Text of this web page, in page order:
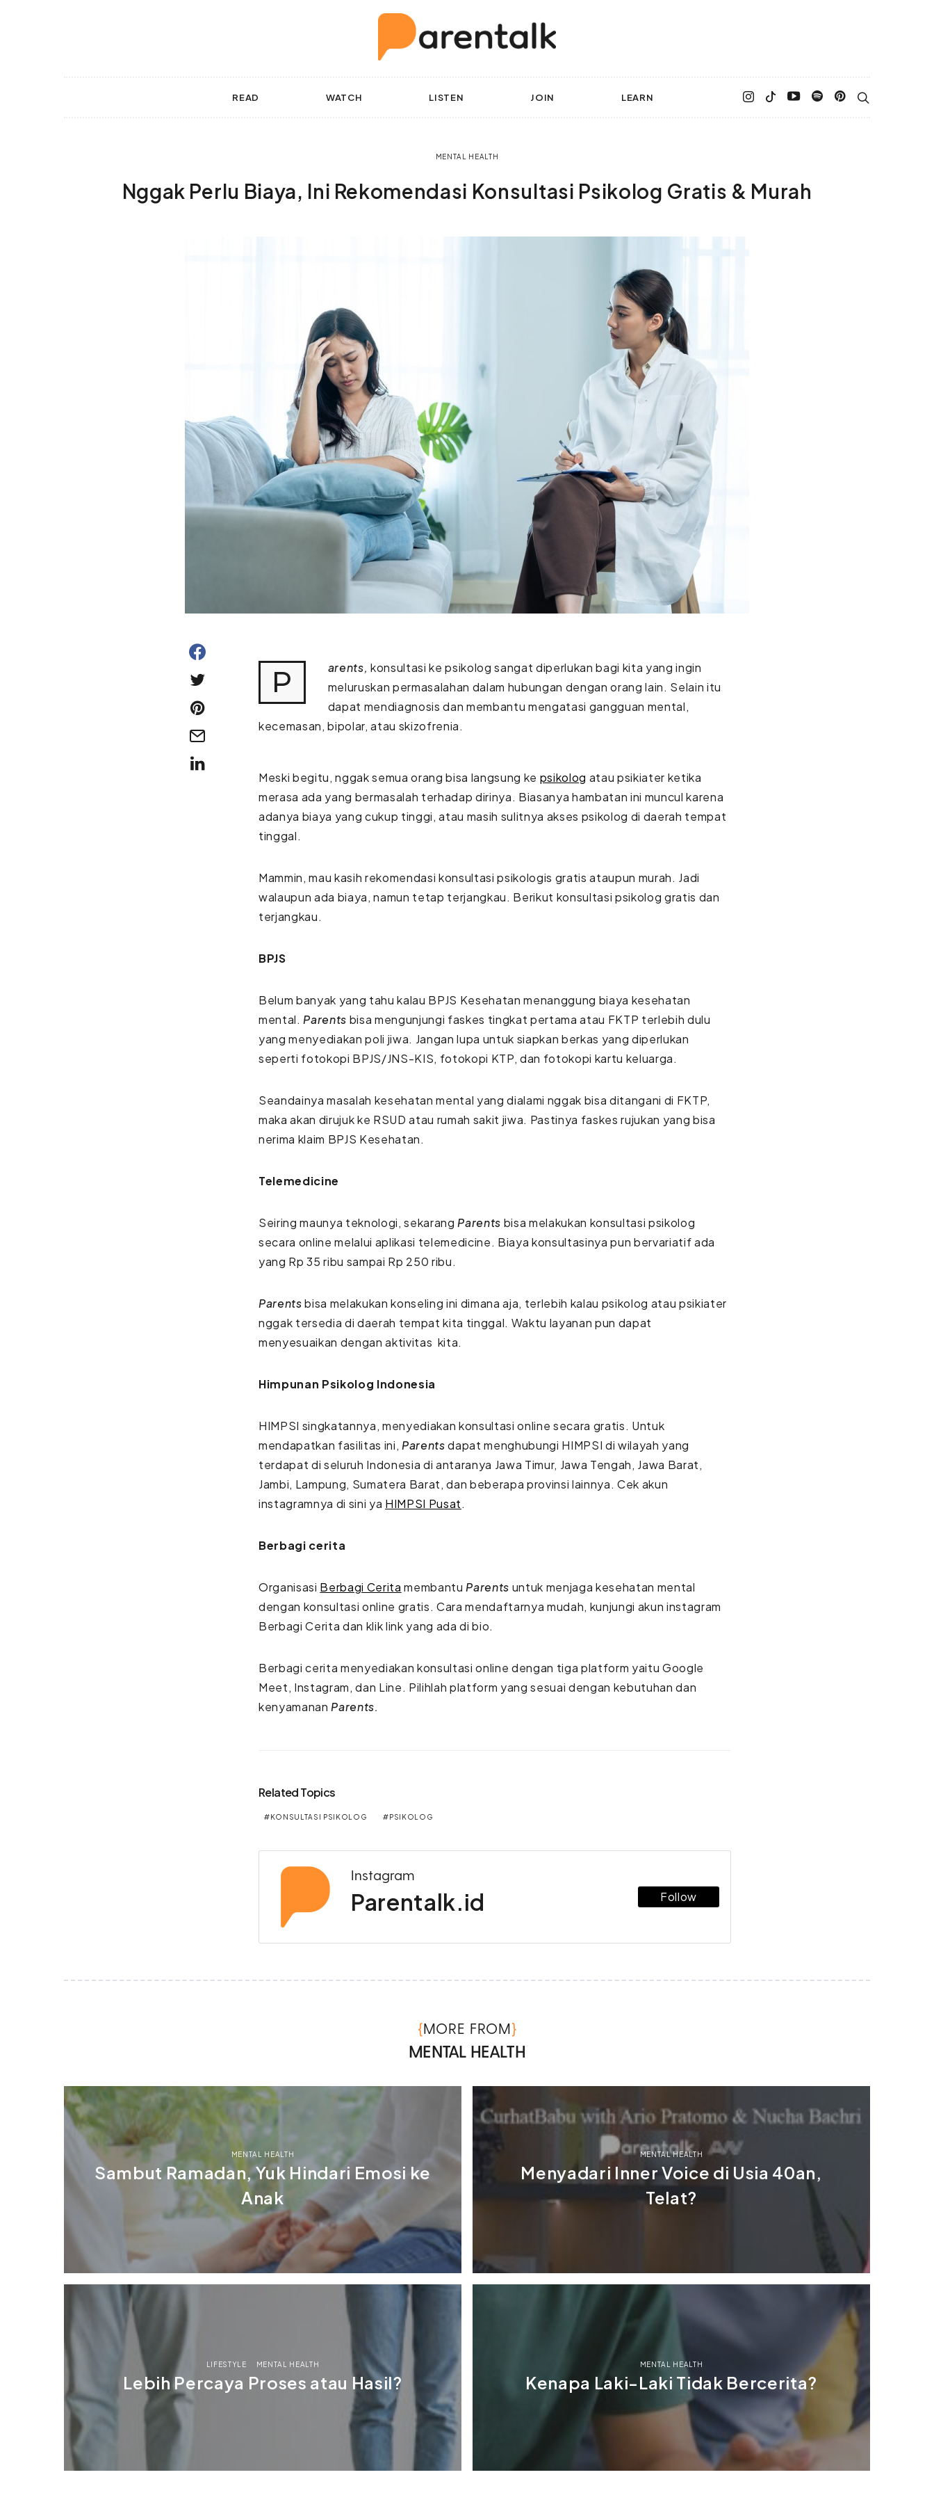
READ WATCH LISTEN JOIN LEARN
MENTAL HEALTH
Nggak Perlu Biaya, Ini Rekomendasi Konsultasi Psikolog Gratis & Murah
P arents,konsultasi ke psikolog sangat diperlukan bagi kita yang ingin
meluruskan permasalahan dalam hubungan dengan orang lain. Selain itu
dapat mendiagnosis dan membantu mengatasi gangguan mental,
kecemasan, bipolar, atau skizofrenia.
Meski begitu, nggak semua orang bisa langsung ke psikolog atau psikiater ketika
merasa ada yang bermasalah terhadap dirinya. Biasanya hambatan ini muncul karena
adanya biaya yang cukup tinggi, atau masih sulitnya akses psikolog di daerah tempat
tinggal.
Mammin, mau kasih rekomendasi konsultasi psikologis gratis ataupun murah. Jadi
walaupun ada biaya, namun tetap terjangkau. Berikut konsultasi psikolog gratis dan
terjangkau.
BPJS
Belum banyak yang tahu kalau BPJS Kesehatan menanggung biaya kesehatan
mental. Parents bisa mengunjungi faskes tingkat pertama atau FKTP terlebih dulu
yang menyediakan poli jiwa. Jangan lupa untuk siapkan berkas yang diperlukan
seperti fotokopi BPJS/JNS-KIS, fotokopi KTP, dan fotokopi kartu keluarga.
Seandainya masalah kesehatan mental yang dialami nggak bisa ditangani di FKTP,
maka akan dirujuk ke RSUD atau rumah sakit jiwa. Pastinya faskes rujukan yang bisa
nerima klaim BPJS Kesehatan.
Telemedicine
Seiring maunya teknologi, sekarang Parents bisa melakukan konsultasi psikolog
secara online melalui aplikasi telemedicine. Biaya konsultasinya pun bervariatif ada
yang Rp 35 ribu sampai Rp 250 ribu.
Parentsbisa melakukan konseling ini dimana aja, terlebih kalau psikolog atau psikiater
nggak tersedia di daerah tempat kita tinggal. Waktu layanan pun dapat
menyesuaikan dengan aktivitas kita.
Himpunan Psikolog Indonesia
HIMPSI singkatannya, menyediakan konsultasi online secara gratis. Untuk
mendapatkan fasilitas ini, Parentsdapat menghubungi HIMPSI di wilayah yang
terdapat di seluruh Indonesia di antaranya Jawa Timur, Jawa Tengah, Jawa Barat,
Jambi, Lampung, Sumatera Barat, dan beberapa provinsi lainnya. Cek akun
instagramnya di sini ya HIMPSI Pusat.
Berbagi cerita
Organisasi Berbagi Cerita membantu Parents untuk menjaga kesehatan mental
dengan konsultasi online gratis. Cara mendaftarnya mudah, kunjungi akun instagram
Berbagi Cerita dan klik link yang ada di bio.
Berbagi cerita menyediakan konsultasi online dengan tiga platform yaitu Google
Meet, Instagram, dan Line. Pilihlah platform yang sesuai dengan kebutuhan dan
kenyamanan Parents.
Related Topics
KONSULTASI PSIKOLOG PSIKOLOG
Instagram
Parentalk.id Follow
{MORE FROM}
MENTAL HEALTH
MENTAL HEALTH
Sambut Ramadan, Yuk Hindari Emosi ke
Anak
MENTAL HEALTH
Menyadari Inner Voice di Usia 40an,
Telat?
LIFESTYLE MENTAL HEALTH
Lebih Percaya Proses atau Hasil?
MENTAL HEALTH
Kenapa Laki-Laki Tidak Bercerita?